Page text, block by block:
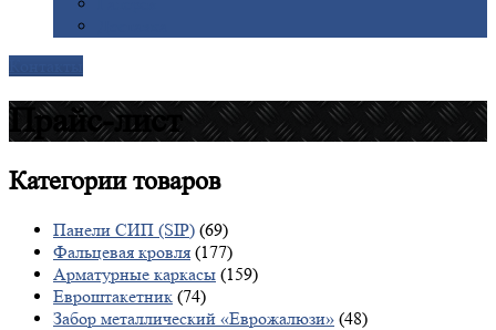
Прайс-лист
Категориитоваров
Панели СИП (SIP) (69)
Фальцевая кровля (177)
Арматурные каркасы (159)
Евроштакетник (74)
Забор металлический «Еврожалюзи» (48)